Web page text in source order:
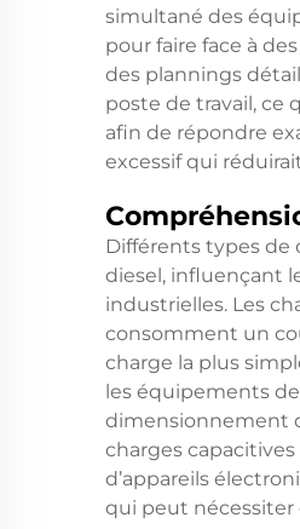
simultané des
pour faire face à
des plannings
poste de travail, ce
afin de répondre
excessif qui
Différents types de
diesel, influençant
industrielles. Les
consomment un
charge la plus
les équipements
dimensionnement
charges
d’appareils
qui peut nécessiter